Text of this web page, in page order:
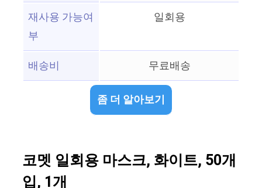
재사용 가능여
부
일회용
배송비 무료배송
좀 더 알아보기
코멧 일회용 마스크, 화이트, 50개
입, 1개